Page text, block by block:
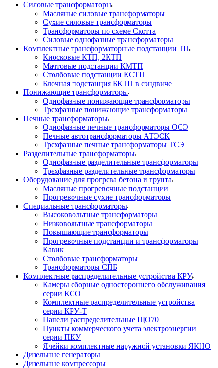
Силовые трансформаторы
Масляные силовые трансформаторы
Сухие силовые трансформаторы
Трансформаторы по схеме Скотта
Силовые однофазные трансформаторы
Комплектные трансформаторные подстанции ТП
Киосковые КТП, 2КТП
Мачтовые подстанции КМТП
Столбовые подстанции КСТП
Блочная подстанция БКТП в сэндвиче
Понижающие трансформаторы
Однофазные понижающие трансформаторы
Трехфазные понижающие трансформаторы
Печные трансформаторы
Однофазные печные трансформаторы ОСЭ
Печные автотрансформаторы АТЭСК
Трехфазные печные трансформаторы ТСЭ
Разделительные трансформаторы
Однофазные разделительные трансформаторы
Трехфазные разделительные трансформаторы
Оборудование для прогрева бетона и грунта
Масляные прогревочные подстанции
Прогревочные сухие трансформаторы
Специальные трансформаторы
Высоковольтные трансформаторы
Низковольтные трансформаторы
Повышающие трансформаторы
Прогревочные подстанции и трансформаторы
Кавик
Столбовые трансформаторы
Трансформаторы СПБ
Комплектные распределительные устройства КРУ
Камеры сборные одностороннего обслуживания
серии КСО
Комплектные распределительные устройства
серии КРУ-Т
Панели распределительные ЩО70
Пункты коммерческого учета электроэнергии
серии ПКУ
Ячейки комплектные наружной установки ЯКНО
Дизельные генераторы
Дизельные компрессоры